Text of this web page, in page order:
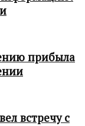
прибыла
встречу с